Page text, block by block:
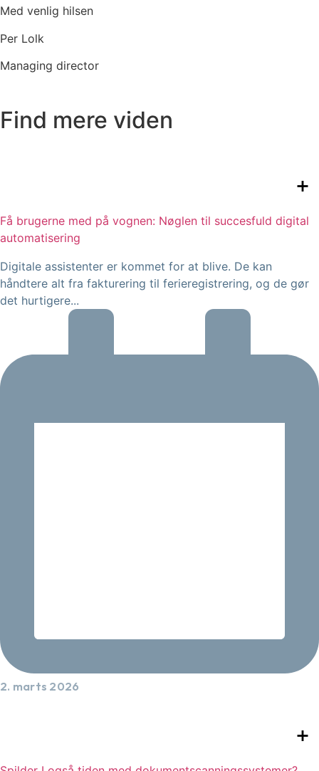
Med venlig hilsen
Per Lolk
Managing director
Find mere viden
Få brugerne med på vognen: Nøglen til succesfuld digital
automatisering
Digitale assistenter er kommet for at blive. De kan
håndtere alt fra fakturering til ferieregistrering, og de gør
det hurtigere...
2. marts 2026